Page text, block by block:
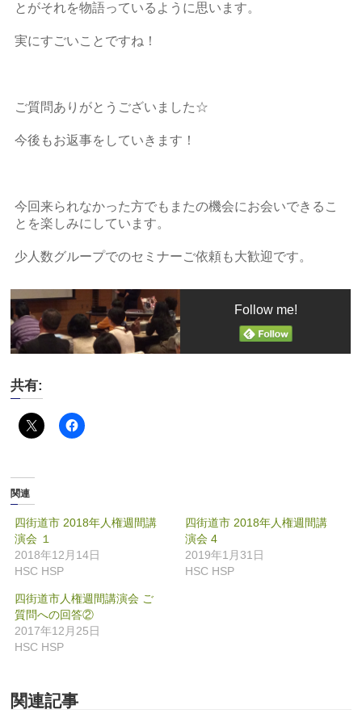
とがそれを物語っているように思います。
実にすごいことですね！
ご質問ありがとうございました☆
今後もお返事をしていきます！
今回来られなかった方でもまたの機会にお会いできるこ
とを楽しみにしています。
少人数グループでのセミナーご依頼も大歓迎です。
Follow me!
共有:
関連
四街道市 2018年人権週間講
演会 １
2018年12月14日
HSC HSP
四街道市 2018年人権週間講
演会 4
2019年1月31日
HSC HSP
四街道市人権週間講演会 ご
質問への回答②
2017年12月25日
HSC HSP
関連記事